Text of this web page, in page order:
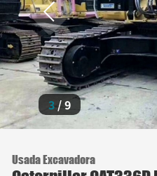
Usada Excavadora
3/9